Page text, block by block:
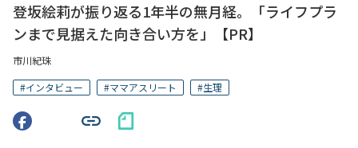
登坂絵莉が振り返る1年半の無月経。「ライフプラ
ンまで見据えた向き合い方を」【PR】
市川紀珠
#インタビュー #ママアスリート #生理